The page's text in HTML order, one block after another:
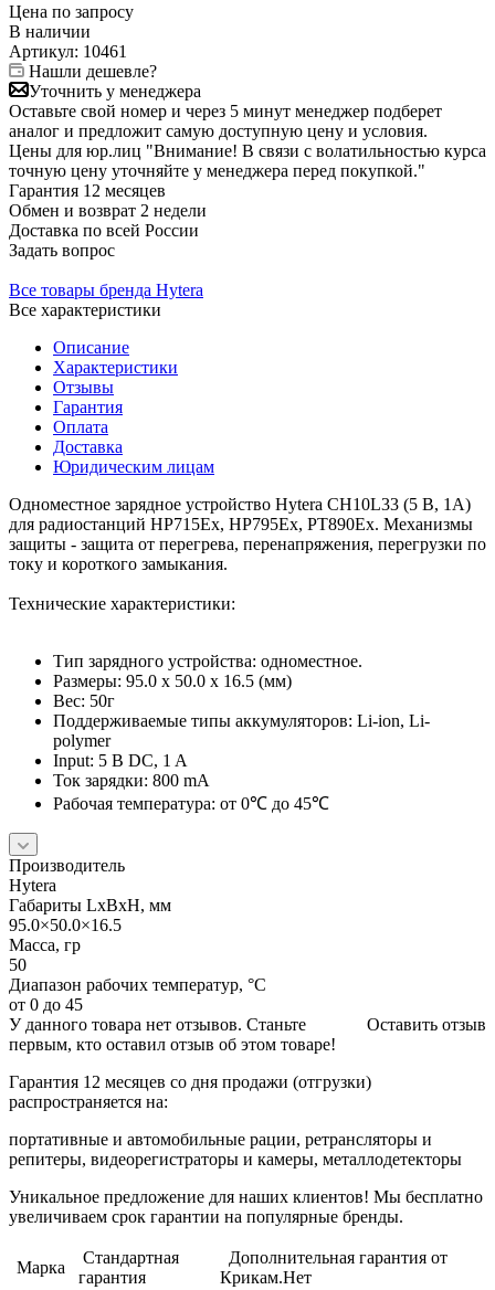
Цена по запросу
В наличии
Артикул: 10461
Нашли дешевле?
Уточнить у менеджера
Оставьте свой номер и через 5 минут менеджер подберет
аналог и предложит самую доступную цену и условия.
Цены для юр.лиц "Внимание! В связи с волатильностью курса
точную цену уточняйте у менеджера перед покупкой."
Гарантия 12 месяцев
Обмен и возврат 2 недели
Доставка по всей России
Задать вопрос
Все товары бренда Hytera
Все характеристики
Описание
Характеристики
Отзывы
Гарантия
Оплата
Доставка
Юридическим лицам
Одноместное зарядное устройство Hytera CH10L33 (5 В, 1А)
для радиостанций HP715Ex, HP795Ex, PT890Ex. Механизмы
защиты - защита от перегрева, перенапряжения, перегрузки по
току и короткого замыкания.
Технические характеристики:
Тип зарядного устройства: одноместное.
Размеры: 95.0 x 50.0 x 16.5 (мм)
Вес: 50г
Поддерживаемые типы аккумуляторов: Li-ion, Li-
polymer
Input: 5 В DC, 1 A
Ток зарядки: 800 mA
Рабочая температура: от 0℃ до 45℃
Производитель
Hytera
Габариты LхBхН, мм
95.0×50.0×16.5
Масса, гр
50
Диапазон рабочих температур, °С
от 0 до 45
Оставить отзыв
У данного товара нет отзывов. Станьте
первым, кто оставил отзыв об этом товаре!
Гарантия 12 месяцев со дня продажи (отгрузки)
распространяется на:
портативные и автомобильные рации, ретрансляторы и
репитеры, видеорегистраторы и камеры, металлодетекторы
Уникальное предложение для наших клиентов! Мы бесплатно
увеличиваем срок гарантии на популярные бренды.
Марка
Стандартная
гарантия
Дополнительная гарантия от
Крикам.Нет